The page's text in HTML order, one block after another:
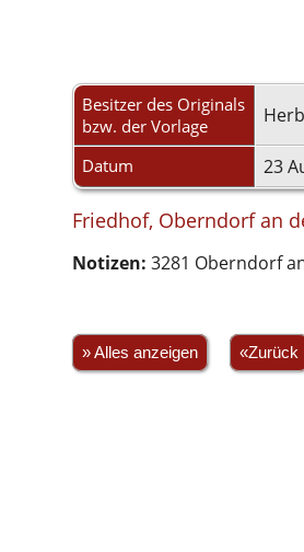
Besitzer des Originals
bzw. der Vorlage
Datum 23
Friedhof, Oberndorf an
Notizen: 3281 Oberndorf
» Alles anzeigen «Zurück